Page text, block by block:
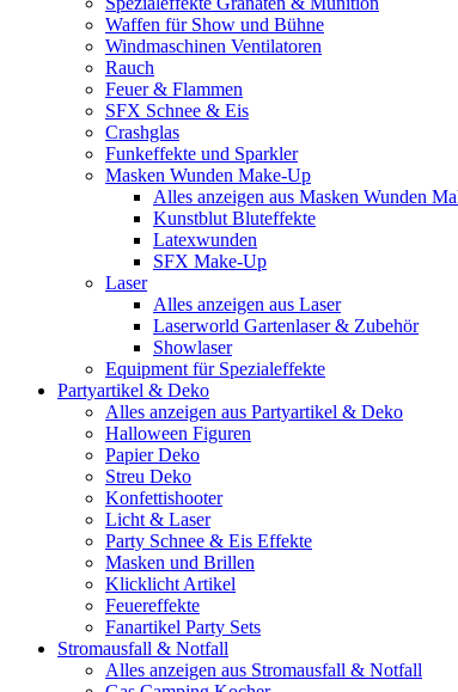
Waffen für Show und Bühne
Windmaschinen Ventilatoren
Rauch
Feuer & Flammen
SFX Schnee & Eis
Crashglas
Funkeffekte und Sparkler
Masken Wunden Make-Up
Alles anzeigen aus Masken Wunden
Kunstblut Bluteffekte
Latexwunden
SFX Make-Up
Laser
Alles anzeigen aus Laser
Laserworld Gartenlaser & Zubehör
Showlaser
Equipment für Spezialeffekte
Partyartikel & Deko
Alles anzeigen aus Partyartikel & Deko
Halloween Figuren
Papier Deko
Streu Deko
Konfettishooter
Licht & Laser
Party Schnee & Eis Effekte
Masken und Brillen
Klicklicht Artikel
Feuereffekte
Fanartikel Party Sets
Stromausfall & Notfall
Alles anzeigen aus Stromausfall & Notfall